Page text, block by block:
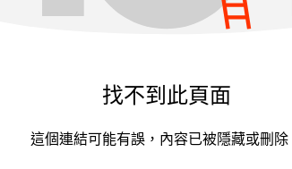
找不到此頁面
這個連結可能有誤，內容已被隱藏或刪除